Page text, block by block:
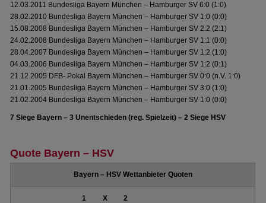
12.03.2011 Bundesliga Bayern München – Hamburger SV 6:0 (1:0)
28.02.2010 Bundesliga Bayern München – Hamburger SV 1:0 (0:0)
15.08.2008 Bundesliga Bayern München – Hamburger SV 2:2 (2:1)
24.02.2008 Bundesliga Bayern München – Hamburger SV 1:1 (0:0)
28.04.2007 Bundesliga Bayern München – Hamburger SV 1:2 (1:0)
04.03.2006 Bundesliga Bayern München – Hamburger SV 1:2 (0:1)
21.12.2005 DFB- Pokal Bayern München – Hamburger SV 0:0 (n.V. 1:0)
21.01.2005 Bundesliga Bayern München – Hamburger SV 3:0 (1:0)
21.02.2004 Bundesliga Bayern München – Hamburger SV 1:0 (0:0)
7 Siege Bayern – 3 Unentschieden (reg. Spielzeit) – 2 Siege HSV
Quote Bayern – HSV
Bayern – HSV Wettanbieter Quoten
1 X 2